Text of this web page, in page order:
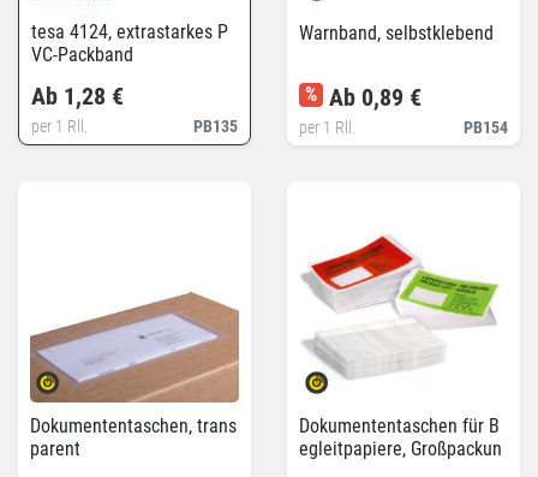
tesa 4124, extrastarkes P
VC-Packband
PB135
Ab 1,28 €
per 1 Rll.
Warnband, selbstklebend
PB154
% Ab 0,89 €
per 1 Rll.
Dokumententaschen, trans
parent
Dokumententaschen für B
egleitpapiere, Großpackun